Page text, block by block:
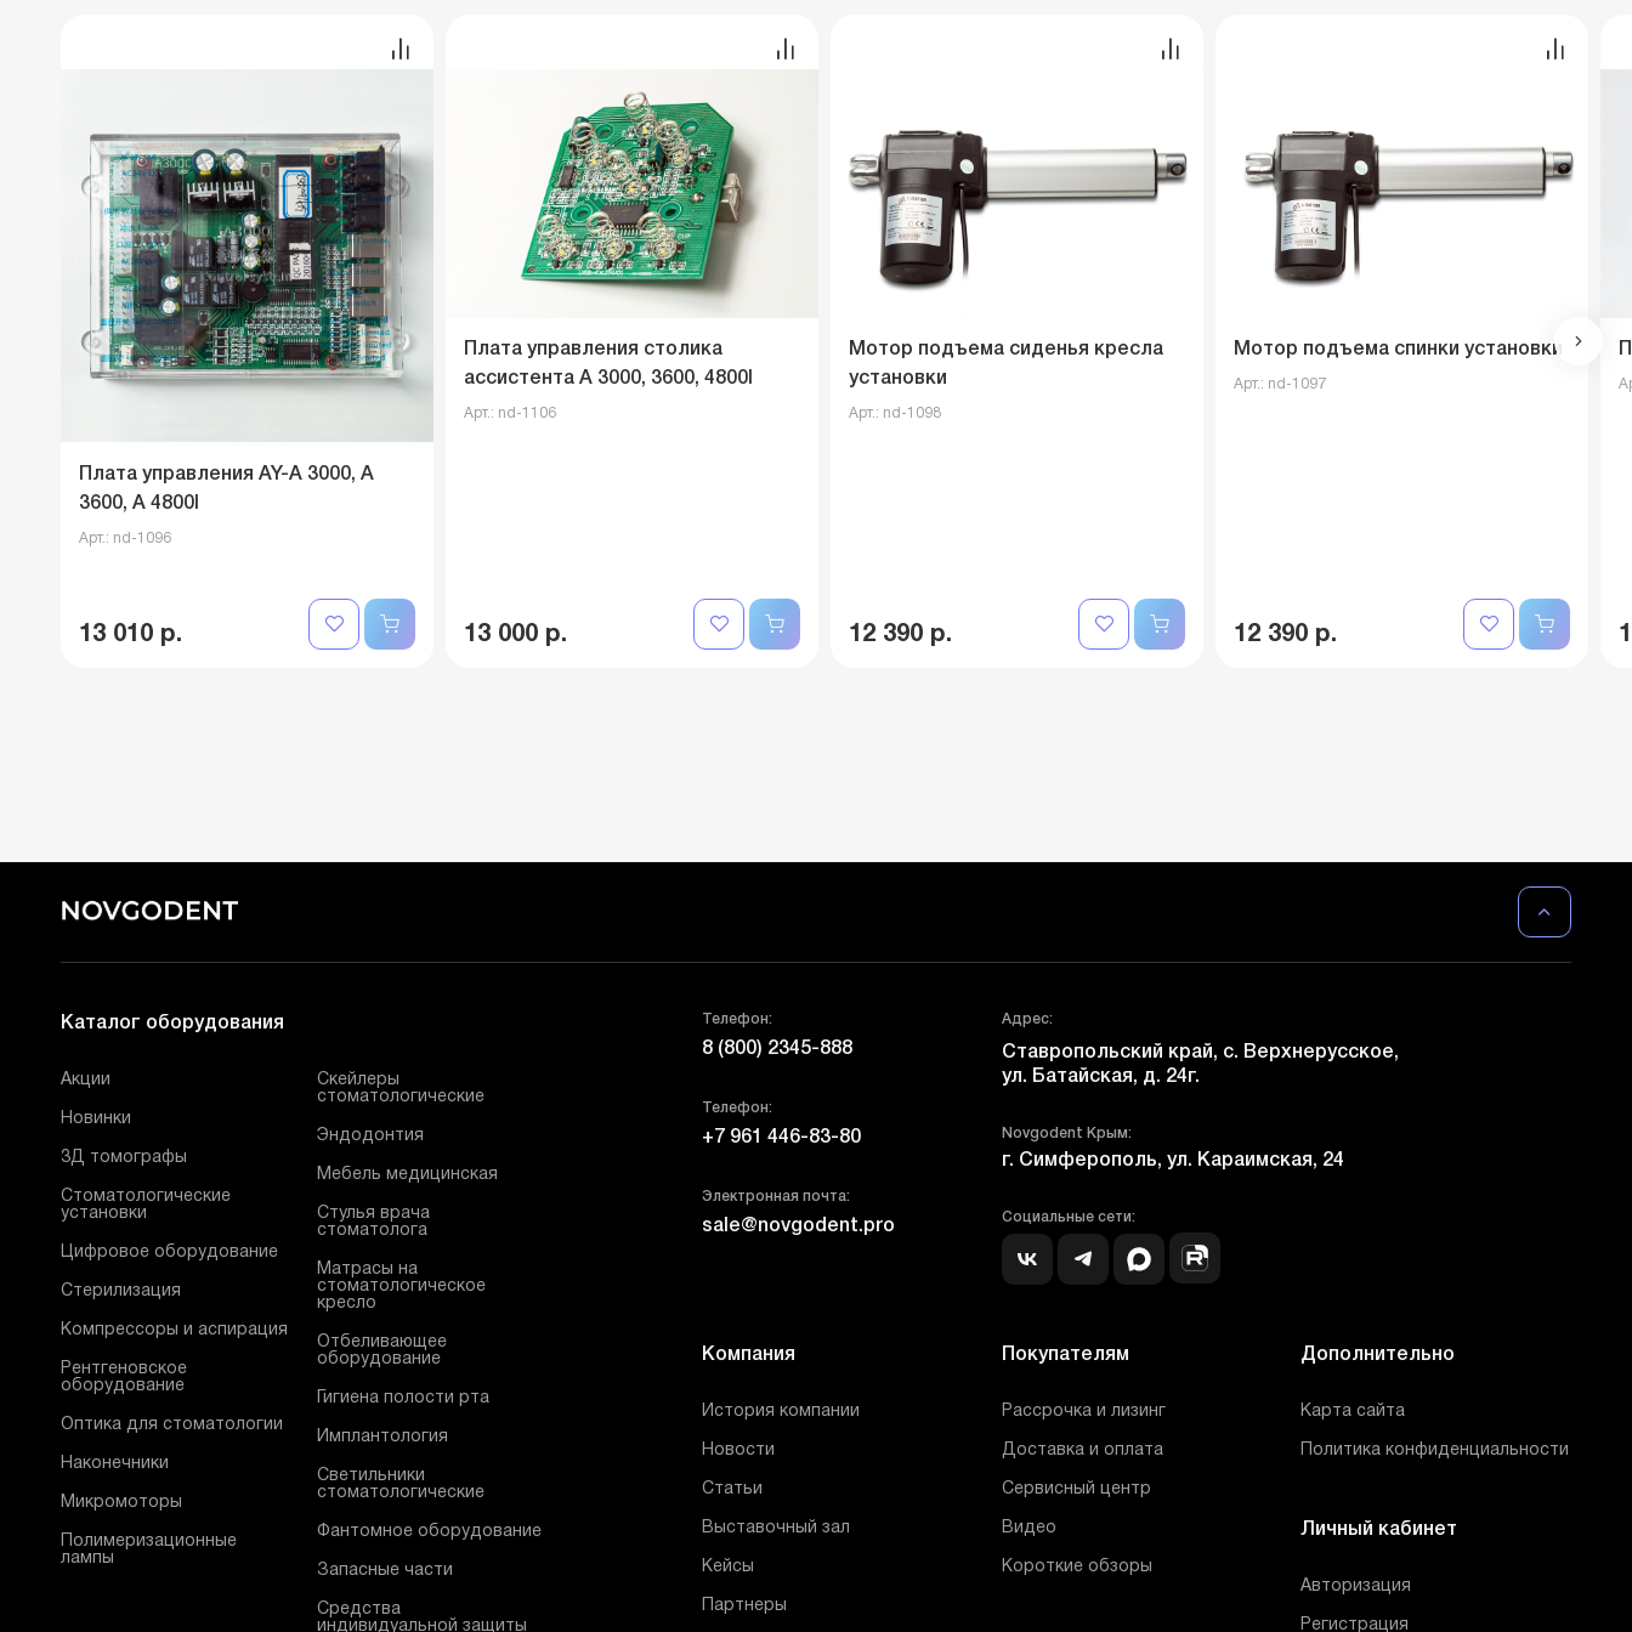
Плата управления AY-A 3000, А
3600, А 4800I
Арт.: nd-1096
13 010 р.
Плата управления столика
ассистента A 3000, 3600, 4800I
Арт.: nd-1106
13 000 р.
Мотор подъема сиденья кресла
установки
Арт.: nd-1098
12 390 р.
Мотор подъема спинки установки
Арт.: nd-1097
12 390 р.
Телефон:
8 (800) 2345-888
Телефон:
+7 961 446-83-80
Электронная почта:
sale@novgodent.pro
Адрес:
Ставропольский край, с. Верхнерусское,
ул. Батайская, д. 24г.
Novgodent Крым:
г. Симферополь, ул. Караимская, 24
Социальные сети:
Компания
История компании
Новости
Статьи
Выставочный зал
Кейсы
Партнеры
Покупателям
Рассрочка и лизинг
Доставка и оплата
Сервисный центр
Видео
Короткие обзоры
Дополнительно
Карта сайта
Политика конфиденциальности
Личный кабинет
Авторизация
Регистрация
Каталог оборудования
Акции
Новинки
3Д томографы
Стоматологические
установки
Цифровое оборудование
Стерилизация
Компрессоры и аспирация
Рентгеновское
оборудование
Оптика для стоматологии
Наконечники
Микромоторы
Полимеризационные
лампы
Скейлеры
стоматологические
Эндодонтия
Мебель медицинская
Стулья врача
стоматолога
Матрасы на
стоматологическое
кресло
Отбеливающее
оборудование
Гигиена полости рта
Имплантология
Светильники
стоматологические
Фантомное оборудование
Запасные части
Средства
индивидуальной защиты